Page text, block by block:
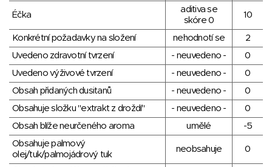
Éčka
aditiva se
skóre 0
10
Konkrétní požadavky na složení nehodnotí se
2
Uvedeno zdravotní tvrzení
- neuvedeno -
0
Uvedeno výživové tvrzení
- neuvedeno -
0
Obsah přidaných dusitanů
- neuvedeno -
0
Obsahuje složku "extrakt z droždí"
- neuvedeno -
0
Obsah blíže neurčeného aroma
umělé
-5
Obsahuje palmový
olej/tuk/palmojádrový tuk
neobsahuje 0